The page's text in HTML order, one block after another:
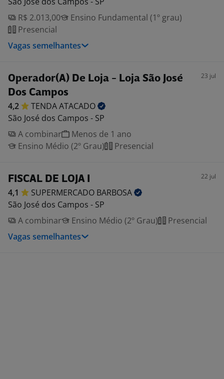
R$ 2.013,00
Ensino Fundamental (1º grau)
Presencial
Vagas semelhantes
Operador(A) De Loja - Loja São José
Dos Campos
23 jul
4,2 TENDAATACADO
São José dos Campos - SP
A combinar
Menos de 1 ano
Ensino Médio (2º Grau)
Presencial
FISCAL DE LOJA I 22 jul
4,1 SUPERMERCADO BARBOSA
São José dos Campos - SP
A combinar
Ensino Médio (2º Grau)
Presencial
Vagas semelhantes